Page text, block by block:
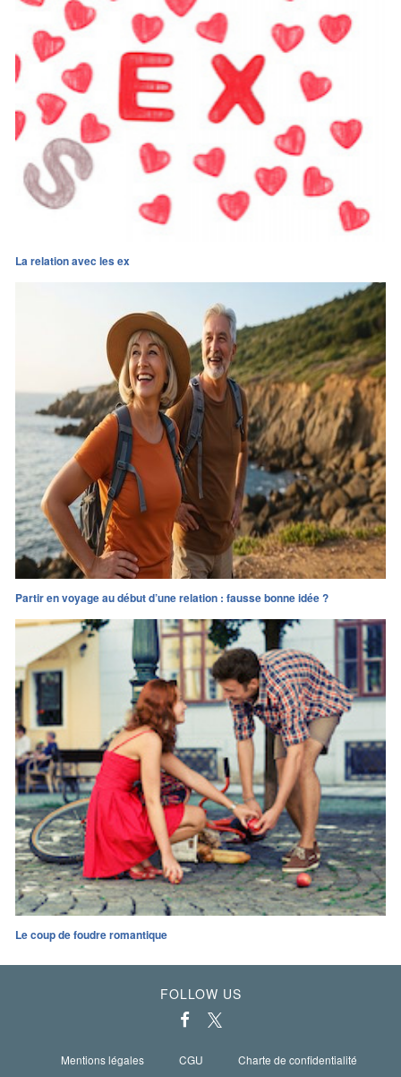
La relation avec les ex
Partir en voyage au début d’une relation : fausse bonne idée ?
Le coup de foudre romantique
FOLLOW US
Mentions légales CGU Charte de confidentialité